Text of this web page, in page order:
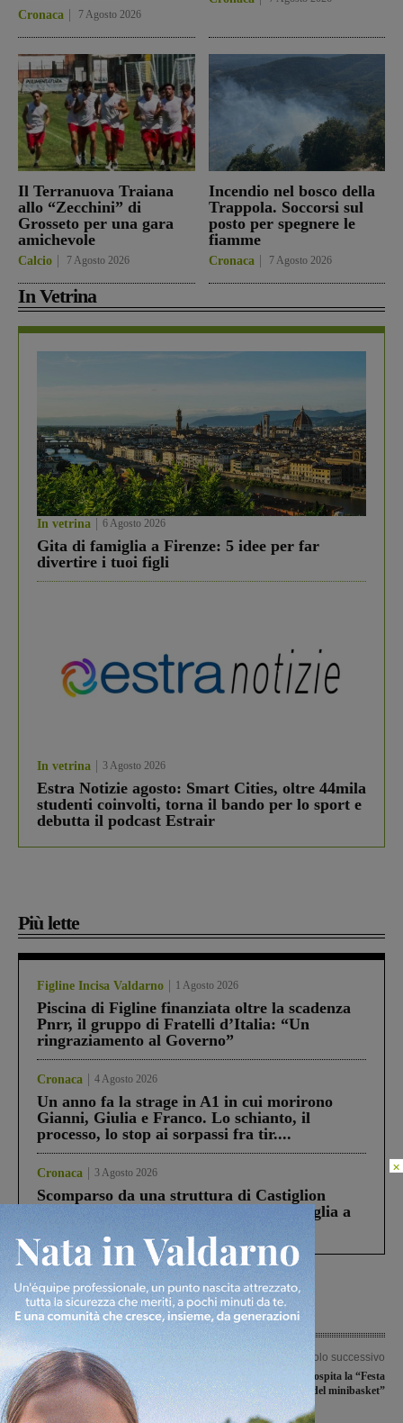
Cronaca 7 Agosto 2026
Il Terranuova Traiana
allo “Zecchini” di
Grosseto per una gara
amichevole
Calcio 7 Agosto 2026
Incendio nel bosco della
Trappola. Soccorsi sul
posto per spegnere le
fiamme
Cronaca 7 Agosto 2026
In Vetrina
In vetrina 6 Agosto 2026
Gita di famiglia a Firenze: 5 idee per far
divertire i tuoi figli
In vetrina 3 Agosto 2026
Estra Notizie agosto: Smart Cities, oltre 44mila
studenti coinvolti, torna il bando per lo sport e
debutta il podcast Estrair
Più lette
Figline Incisa Valdarno 1 Agosto 2026
Piscina di Figline finanziata oltre la scadenza
Pnrr, il gruppo di Fratelli d’Italia: “Un
ringraziamento al Governo”
Cronaca 4 Agosto 2026
Un anno fa la strage in A1 in cui morirono
Gianni, Giulia e Franco. Lo schianto, il
processo, lo stop ai sorpassi fra tir....
Cronaca 3 Agosto 2026
Scomparso da una struttura di Castiglion
Fiorentino l’uomo che aveva ucciso la figlia a
Levane nel 2020
Articolo precedente
Distretto della moda, la proposta che
parte da un’azienda montevarchina.
“Possiamo avere una marcia in più”
Articolo successivo
San Giovanni ospita la “Festa
provinciale del minibasket”
×